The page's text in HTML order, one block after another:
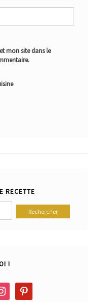
mon site dans le
RECETTE
!
pinterest